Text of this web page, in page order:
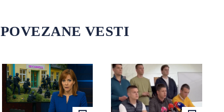
POVEZANE VESTI